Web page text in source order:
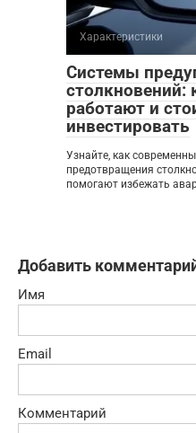
Характеристики
Системы
столкновений:
работают и
инвестировать
Узнайте, как
предотвращения
помогают избежать
Добавить
Имя
Email
Комментарий